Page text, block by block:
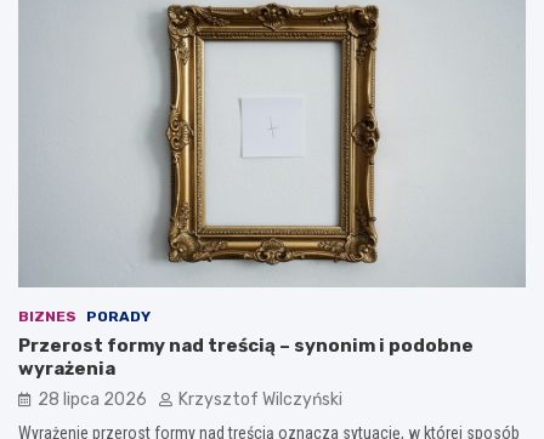
BIZNES PORADY
Przerost formy nad treścią – synonim i podobne
wyrażenia
28 lipca 2026 Krzysztof Wilczyński
Wyrażenie przerost formy nad treścią oznacza sytuację, w której sposób